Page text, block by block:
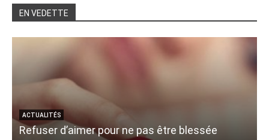
EN VEDETTE
ACTUALITÉS
Refuser d’aimer pour ne pas être blessée